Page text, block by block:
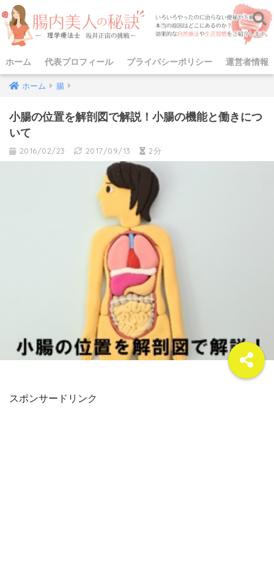
ホーム 代表プロフィール プライバシーポリシー 運営者情報
ホーム 腸
小腸の位置を解剖図で解説！小腸の機能と働きにつ
いて
2016/02/23 2017/09/13 2分
スポンサードリンク